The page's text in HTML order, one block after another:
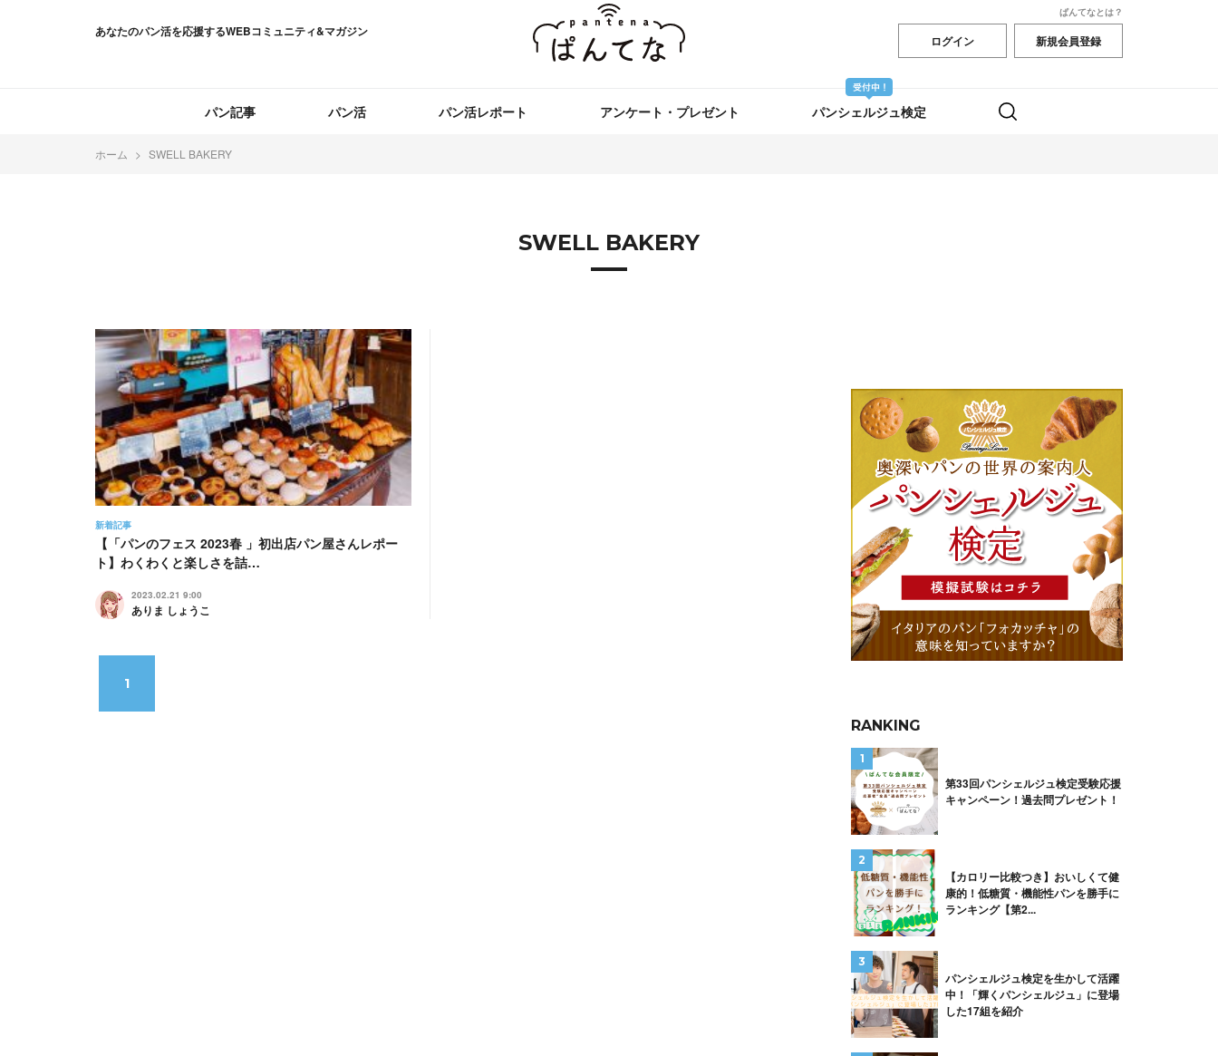
あなたのパン活を応援するWEBコミュニティ&マガジン
ぱんてなとは？
ログイン 新規会員登録
パン記事 パン活 パン活レポート アンケート・プレゼント パンシェルジュ検定
ホーム SWELL BAKERY
SWELL BAKERY
新着記事
【「パンのフェス 2023春 」初出店パン屋さんレポー
ト】わくわくと楽しさを詰…
2023.02.21 9:00
ありま しょうこ
1
RANKING
第33回パンシェルジュ検定受験応援
キャンペーン！過去問プレゼント！
【カロリー比較つき】おいしくて健
康的！低糖質・機能性パンを勝手に
ランキング【第2...
パンシェルジュ検定を生かして活躍
中！「輝くパンシェルジュ」に登場
した17組を紹介